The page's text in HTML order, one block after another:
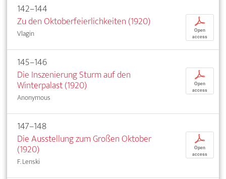
142–144
Zu den Oktoberfeierlichkeiten (1920)
Vlagin
p
Open
access
145–146
Die Inszenierung Sturm auf den
Winterpalast (1920)
Anonymous
p
Open
access
147–148
Die Ausstellung zum Großen Oktober
(1920)
F. Lenski
p
Open
access